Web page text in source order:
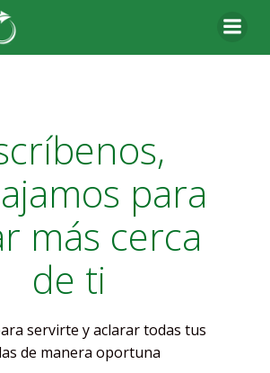
contenido
para
más cerca
de ti
servirte y aclarar todas tus
de manera oportuna